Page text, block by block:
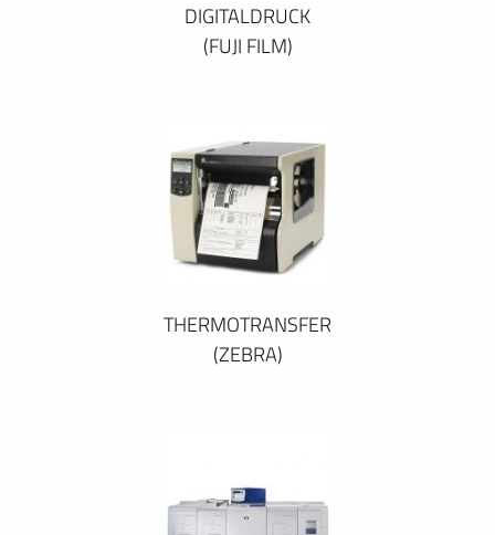
DIGITALDRUCK
(FUJI FILM)
THERMOTRANSFER
(ZEBRA)